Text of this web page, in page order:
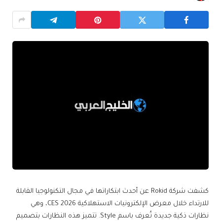
كشفت شركة Rokid عن أحدث ابتكاراتها في مجال التكنولوجيا القابلة
للارتداء خلال معرض الإلكترونيات الاستهلاكية CES 2026، وهي
نظارات ذكية جديدة تُعرف باسم Style. تتميز هذه النظارات بتصميم